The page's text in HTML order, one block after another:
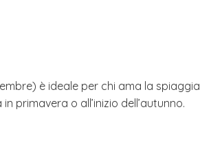
è ideale per chi ama la
primavera o all’inizio dell’autunno.